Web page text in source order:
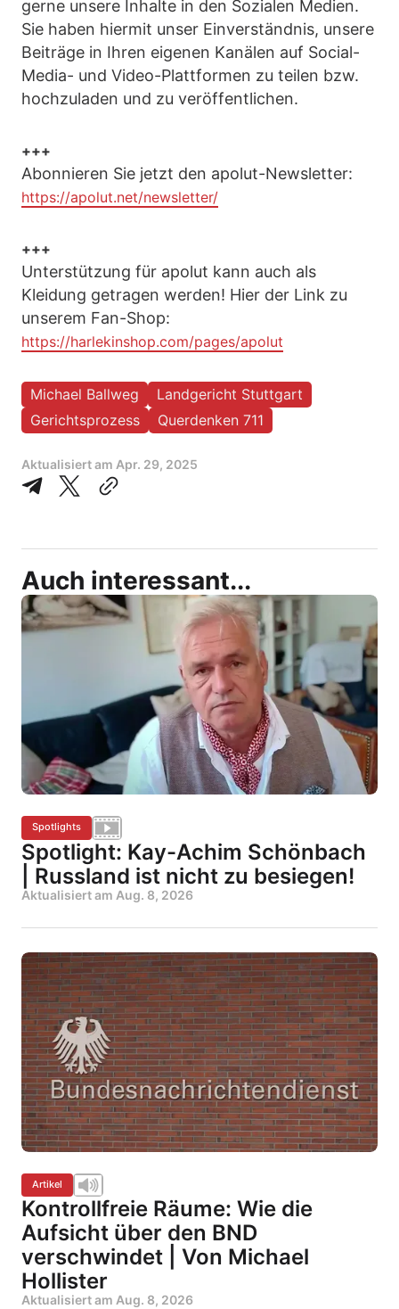
gerne unsere Inhalte in den Sozialen Medien.
Sie haben hiermit unser Einverständnis, unsere
Beiträge in Ihren eigenen Kanälen auf Social-
Media- und Video-Plattformen zu teilen bzw.
hochzuladen und zu veröffentlichen.
+++
Abonnieren Sie jetzt den apolut-Newsletter:
https://apolut.net/newsletter/
+++
Unterstützung für apolut kann auch als
Kleidung getragen werden! Hier der Link zu
unserem Fan-Shop:
https://harlekinshop.com/pages/apolut
Michael Ballweg
Landgericht Stuttgart
Gerichtsprozess
Querdenken 711
Aktualisiert am Apr. 29, 2025
Auch interessant...
Spotlights
Spotlight: Kay-Achim Schönbach
| Russland ist nicht zu besiegen!
Aktualisiert am Aug. 8, 2026
Artikel
Kontrollfreie Räume: Wie die
Aufsicht über den BND
verschwindet | Von Michael
Hollister
Aktualisiert am Aug. 8, 2026